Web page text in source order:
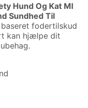
Hund Og Kat Ml
Sundhed Til
fodertilskud
kan hjælpe dit